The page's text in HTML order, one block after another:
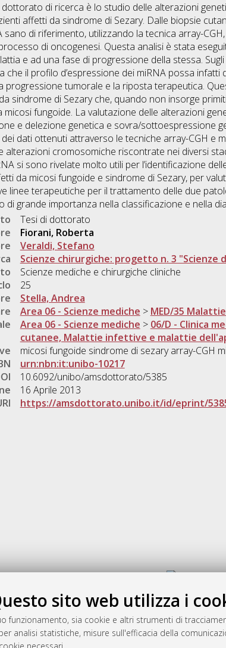
sito web utilizza i
funzionamento, sia cookie e altri strumenti di
analisi statistiche, misure sull'efficacia della
di ricerca è lo studio delle alterazioni
affetti da sindrome di Sezary. Dalle biopsie
di riferimento, utilizzando la tecnica array-
di oncogenesi. Questa analisi è stata
e ad una fase di progressione della stessa.
che il profilo d’espressione dei miRNA possa
progressione tumorale e la riposta terapeutica.
sindrome di Sezary che, quando non insorge
fungoide. La valutazione delle alterazioni
e delezione genetica e sovra/sottoespressione
dati ottenuti attraverso le tecniche array-CGH e
cromosomiche riscontrate nei diversi
si sono rivelate molto utili per l’identificazione
da micosi fungoide e sindrome di Sezary, per
linee terapeutiche per il trattamento delle due
grande importanza nella classificazione e nella
Tesi di dottorato
Fiorani, Roberta
Veraldi, Stefano
Scienze chirurgiche: progetto n. 3 "Scienze
Scienze mediche e chirurgiche cliniche
25
Stella, Andrea
Area 06 - Scienze mediche > MED/35
Area 06 - Scienze mediche > 06/D - Clinica
cutanee, Malattie infettive e malattie
micosi fungoide sindrome di sezary array-CGH
urn:nbn:it:unibo-10217
10.6092/unibo/amsdottorato/5385
16 Aprile 2013
https://amsdottorato.unibo.it/id/eprint/